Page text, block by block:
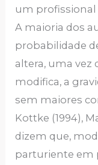
um profissional
A maioria dos
probabilidade
altera, uma vez
modifica, a
sem maiores
Kottke (1994),
dizem que,
parturiente em